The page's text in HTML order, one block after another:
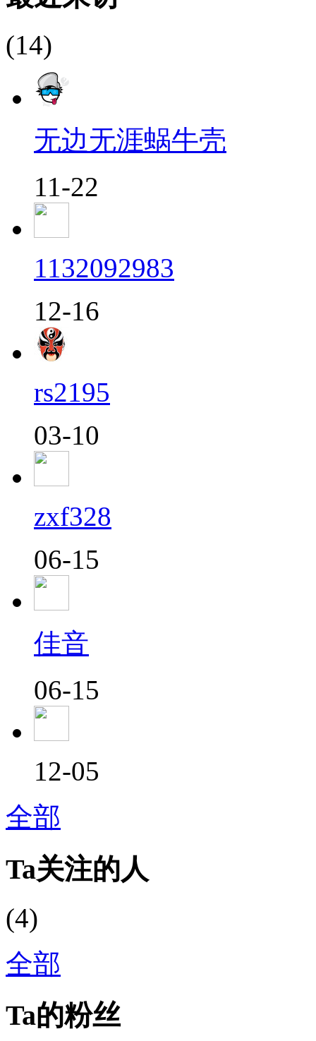
(14)
无边无涯蜗牛壳
11-22
1132092983
12-16
rs2195
03-10
zxf328
06-15
佳音
06-15
12-05
全部
Ta关注的人
(4)
全部
Ta的粉丝